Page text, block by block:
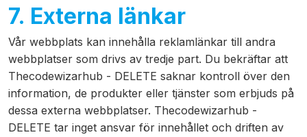
7. Externa länkar
Vår webbplats kan innehålla reklamlänkar till andra
webbplatser som drivs av tredje part. Du bekräftar att
Thecodewizarhub - DELETE saknar kontroll över den
information, de produkter eller tjänster som erbjuds på
dessa externa webbplatser. Thecodewizarhub -
DELETE tar inget ansvar för innehållet och driften av